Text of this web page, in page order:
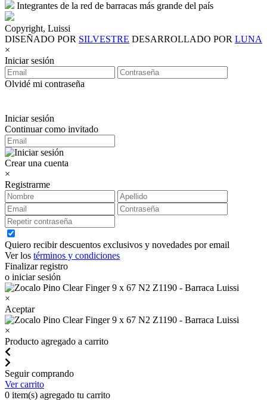
Integrantes de la red de barracas más grande del país
Copyright, Luissi
DISEÑADO POR SILVESTRE DESARROLLADO POR LUNA
×
Iniciar sesión
Olvidé mi contraseña
Iniciar sesión
Continuar como invitado
Crear una cuenta
×
Registrarme
Quiero recibir descuentos exclusivos y novedades por email
Ver los términos y condiciones
Finalizar registro
o iniciar sesión
×
Aceptar
×
Producto agregado a carrito
Seguir comprando
Ver carrito
0 item(s) agregado tu carrito